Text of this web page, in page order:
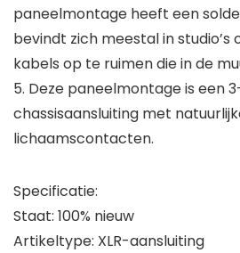
paneelmontage heeft een
bevindt zich meestal in
kabels op te ruimen die in de
5. Deze paneelmontage is een
chassisaansluiting met
lichaamscontacten.
Specificatie:
Staat: 100% nieuw
Artikeltype: XLR-aansluiting